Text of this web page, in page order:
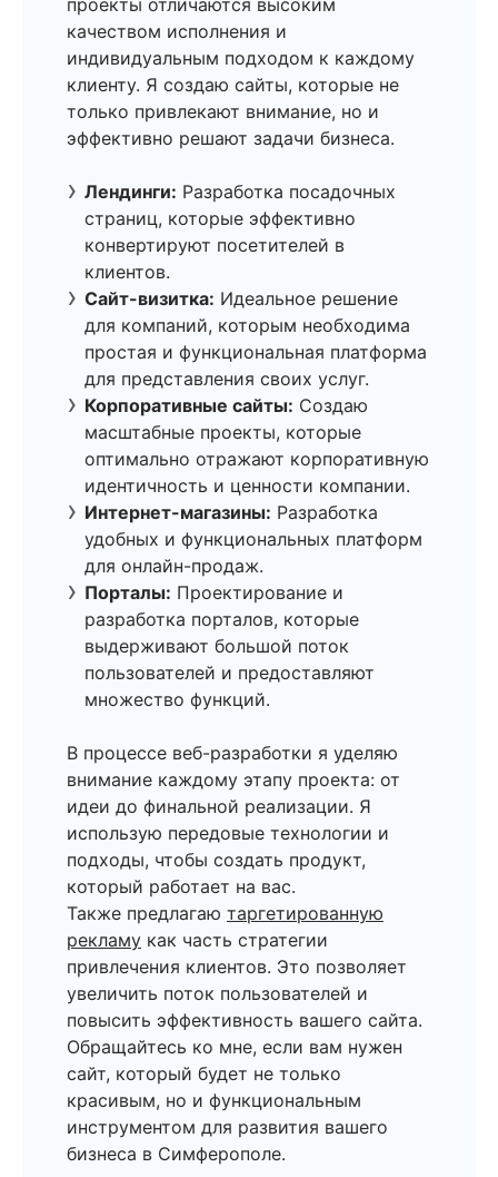
качеством исполнения и
индивидуальным подходом к каждому
клиенту. Я создаю сайты, которые не
только привлекают внимание, но и
эффективно решают задачи бизнеса.
Лендинги: Разработка посадочных
страниц, которые эффективно
конвертируют посетителей в
клиентов.
Сайт-визитка: Идеальное решение
для компаний, которым необходима
простая и функциональная платформа
для представления своих услуг.
Корпоративные сайты: Создаю
масштабные проекты, которые
оптимально отражают корпоративную
идентичность и ценности компании.
Интернет-магазины: Разработка
удобных и функциональных платформ
для онлайн-продаж.
Порталы: Проектирование и
разработка порталов, которые
выдерживают большой поток
пользователей и предоставляют
множество функций.
В процессе веб-разработки я уделяю
внимание каждому этапу проекта: от
идеи до финальной реализации. Я
использую передовые технологии и
подходы, чтобы создать продукт,
который работает на вас.
Также предлагаю таргетированную
рекламу как часть стратегии
привлечения клиентов. Это позволяет
увеличить поток пользователей и
повысить эффективность вашего сайта.
Обращайтесь ко мне, если вам нужен
сайт, который будет не только
красивым, но и функциональным
инструментом для развития вашего
бизнеса в Симферополе.